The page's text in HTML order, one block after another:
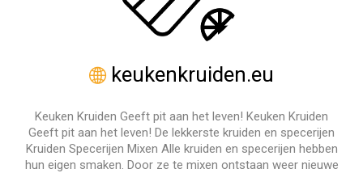
keukenkruiden.eu
Keuken Kruiden Geeft pit aan het leven! Keuken Kruiden
Geeft pit aan het leven! De lekkerste kruiden en specerijen
Kruiden Specerijen Mixen Alle kruiden en specerijen hebben
hun eigen smaken. Door ze te mixen ontstaan weer nieuwe